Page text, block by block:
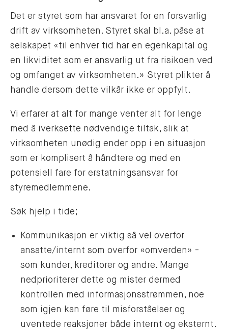
Det er styret som har ansvaret for en forsvarlig
drift av virksomheten. Styret skal bl.a. påse at
selskapet «til enhver tid har en egenkapital og
en likviditet som er ansvarlig ut fra risikoen ved
og omfanget av virksomheten.» Styret plikter å
handle dersom dette vilkår ikke er oppfylt.
Vi erfarer at alt for mange venter alt for lenge
med å iverksette nødvendige tiltak, slik at
virksomheten unødig ender opp i en situasjon
som er komplisert å håndtere og med en
potensiell fare for erstatningsansvar for
styremedlemmene.
Søk hjelp i tide;
Kommunikasjon er viktig så vel overfor
ansatte/internt som overfor «omverden» -
som kunder, kreditorer og andre. Mange
nedprioriterer dette og mister dermed
kontrollen med informasjonsstrømmen, noe
som igjen kan føre til misforståelser og
uventede reaksjoner både internt og eksternt.